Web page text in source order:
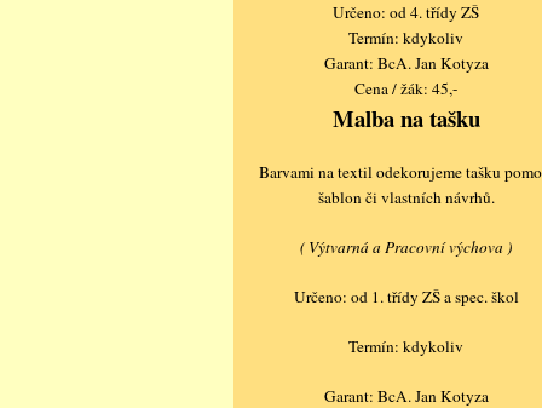
Určeno: od 4. třídy ZŠ
Termín: kdykoliv
Garant: BcA. Jan Kotyza
Cena / žák: 45,-
Malba na tašku
Barvami na textil odekorujeme tašku
šablon či vlastních návrhů.
( Výtvarná a Pracovní výchova )
Určeno: od 1. třídy ZŠ a spec. škol
Termín: kdykoliv
Garant: BcA. Jan Kotyza